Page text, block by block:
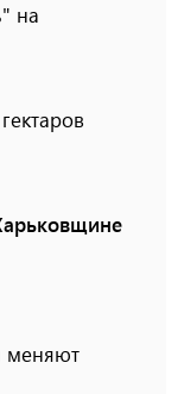
на
меняют